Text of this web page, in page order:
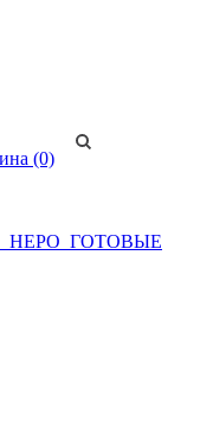
(0)
НЕРО ГОТОВЫЕ